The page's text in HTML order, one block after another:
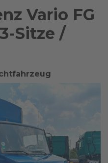
Vario FG
Sitze /